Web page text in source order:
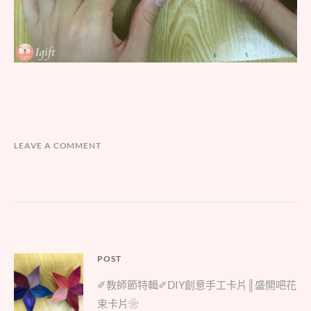
LEAVE A COMMENT
文
章
導
POST
Parent
post:
✐教師節特輯✐DIY創意手工卡片║盛開吧花
束卡片❀